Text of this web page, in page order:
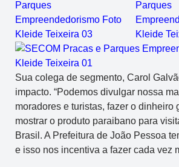
Sua colega de segmento, Carol
impacto. “Podemos divulgar nossa
moradores e turistas, fazer o dinheiro
mostrar o produto paraibano para
Brasil. A Prefeitura de João Pessoa
e isso nos incentiva a fazer cada vez